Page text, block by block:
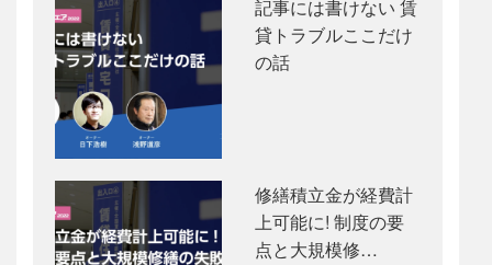
記事には書けない 賃
貸トラブルここだけ
の話
修繕積立金が経費計
上可能に! 制度の要
点と大規模修…